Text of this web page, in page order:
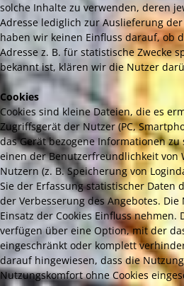
solche Inhalte zu verwenden, deren
Adresse lediglich zur Auslieferung
haben wir keinen Einfluss darauf, ob
Adresse z. B. für statistische Zwecke
bekannt ist, klären wir die Nutzer
Cookies
Cookies sind kleine Dateien, die es
Zugriffsgerät der Nutzer (PC,
das Gerät bezogene Informationen
einen der Benutzerfreundlichkeit von
Nutzern (z. B. Speicherung von
Sie der Erfassung statistischer Daten
der Verbesserung des Angebotes.
Einsatz der Cookies Einfluss nehmen.
verfügen über eine Option, mit der
eingeschränkt oder komplett
darauf hingewiesen, dass die
Nutzungskomfort ohne Cookies